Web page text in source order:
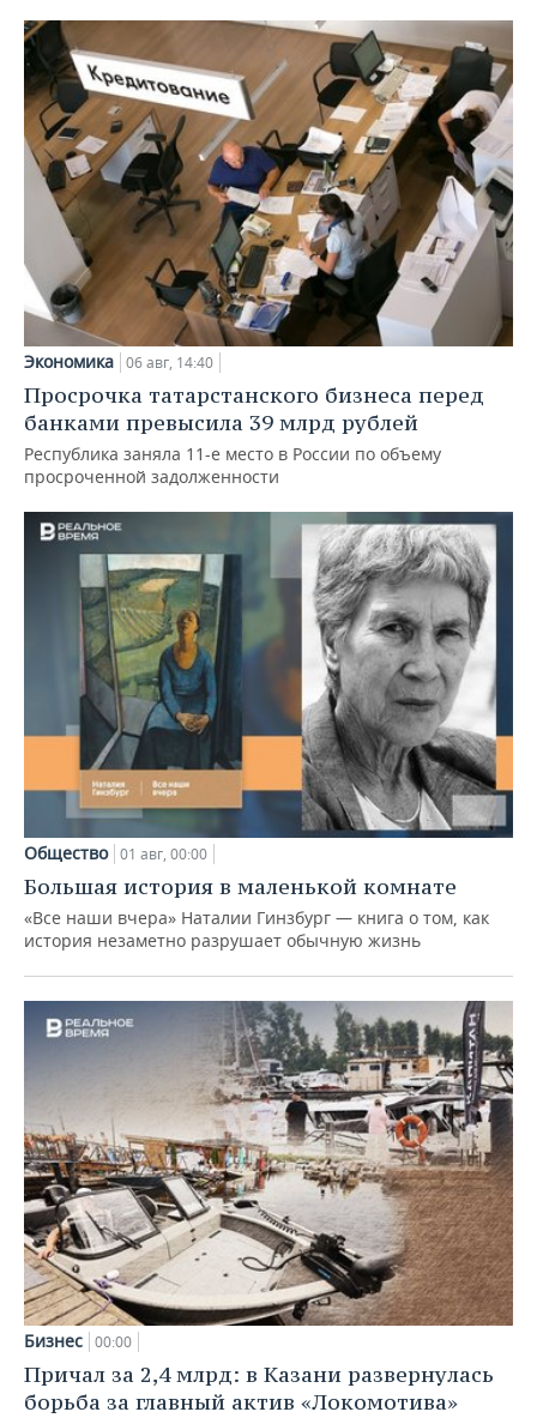
Экономика 06 авг, 14:40
Просрочка татарстанского бизнеса перед
банками превысила 39 млрд рублей
Республика заняла 11-е место в России по объему
просроченной задолженности
Общество 01 авг, 00:00
Большая история в маленькой комнате
«Все наши вчера» Наталии Гинзбург — книга о том, как
история незаметно разрушает обычную жизнь
Бизнес 00:00
Причал за 2,4 млрд: в Казани развернулась
борьба за главный актив «Локомотива»